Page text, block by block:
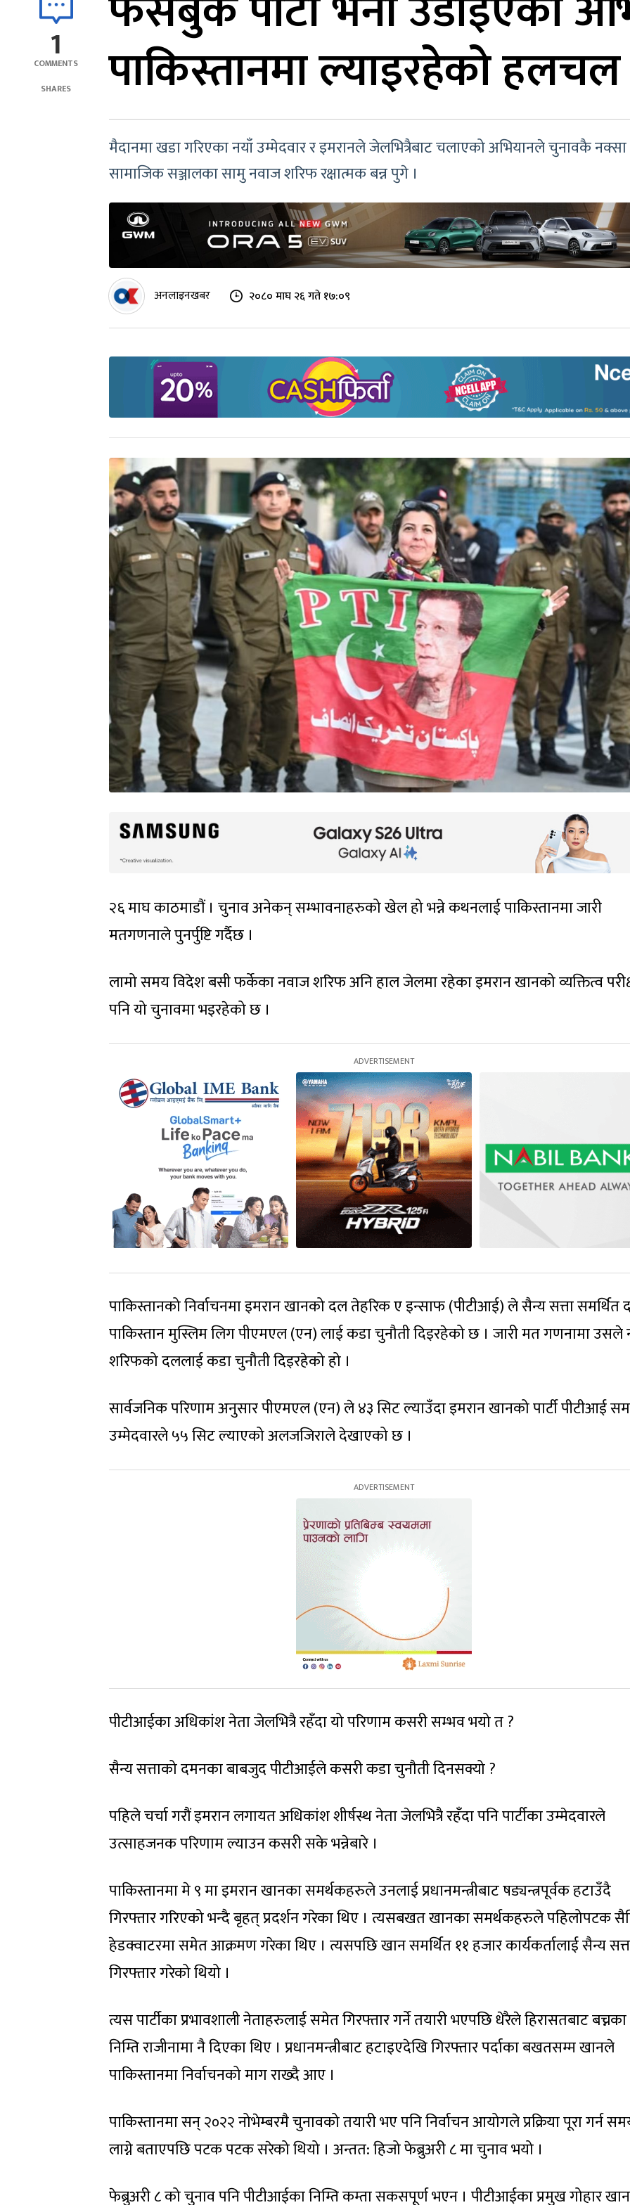
1
COMMENTS
SHARES
पाकिस्तानमा ल्याइरहेको हलचल
मैदानमा खडा गरिएका नयाँ उम्मेदवार र इमरानले जेलभित्रैबाट चलाएको अभियानले चुनावकै
सामाजिक सञ्जालका सामु नवाज शरिफ रक्षात्मक बन्न पुगे ।
अनलाइनखबर २०८० माघ २६ गते १७:०९
२६ माघ काठमाडौं । चुनाव अनेकन् सम्भावनाहरुको खेल हो भन्ने कथनलाई पाकिस्तानमा जारी
मतगणनाले पुनर्पुष्टि गर्दैछ ।
लामो समय विदेश बसी फर्केका नवाज शरिफ अनि हाल जेलमा रहेका इमरान खानको व्यक्तित्व
पनि यो चुनावमा भइरहेको छ ।
पाकिस्तानको निर्वाचनमा इमरान खानको दल तेहरिक ए इन्साफ (पीटीआई) ले सैन्य सत्ता समर्थित
पाकिस्तान मुस्लिम लिग पीएमएल (एन) लाई कडा चुनौती दिइरहेको छ । जारी मत गणनामा उसले
शरिफको दललाई कडा चुनौती दिइरहेको हो ।
सार्वजनिक परिणाम अनुसार पीएमएल (एन) ले ४३ सिट ल्याउँदा इमरान खानको पार्टी पीटीआई
उम्मेदवारले ५५ सिट ल्याएको अलजजिराले देखाएको छ ।
पीटीआईका अधिकांश नेता जेलभित्रै रहँदा यो परिणाम कसरी सम्भव भयो त ?
सैन्य सत्ताको दमनका बाबजुद पीटीआईले कसरी कडा चुनौती दिनसक्यो ?
पहिले चर्चा गरौं इमरान लगायत अधिकांश शीर्षस्थ नेता जेलभित्रै रहँदा पनि पार्टीका उम्मेदवारले
उत्साहजनक परिणाम ल्याउन कसरी सके भन्नेबारे ।
पाकिस्तानमा मे ९ मा इमरान खानका समर्थकहरुले उनलाई प्रधानमन्त्रीबाट षड्यन्त्रपूर्वक हटाउँदै
गिरफ्तार गरिएको भन्दै बृहत् प्रदर्शन गरेका थिए । त्यसबखत खानका समर्थकहरुले पहिलोपटक
हेडक्वाटरमा समेत आक्रमण गरेका थिए । त्यसपछि खान समर्थित ११ हजार कार्यकर्तालाई सैन्य
गिरफ्तार गरेको थियो ।
त्यस पार्टीका प्रभावशाली नेताहरुलाई समेत गिरफ्तार गर्ने तयारी भएपछि धेरैले हिरासतबाट बच्नका
निम्ति राजीनामा नै दिएका थिए । प्रधानमन्त्रीबाट हटाइएदेखि गिरफ्तार पर्दाका बखतसम्म खानले
पाकिस्तानमा निर्वाचनको माग राख्दै आए ।
पाकिस्तानमा सन् २०२२ नोभेम्बरमै चुनावको तयारी भए पनि निर्वाचन आयोगले प्रक्रिया पूरा गर्न
लाग्ने बताएपछि पटक पटक सरेको थियो । अन्तत: हिजो फेब्रुअरी ८ मा चुनाव भयो ।
फेब्रुअरी ८ को चुनाव पनि पीटीआईका निम्ति कम्ता सकसपूर्ण भएन । पीटीआईका प्रमुख गोहार खान